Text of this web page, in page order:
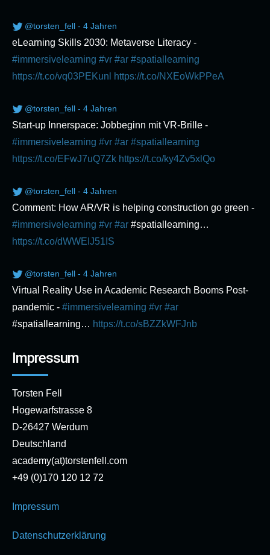
@torsten_fell - 4 Jahren
eLearning Skills 2030: Metaverse Literacy -
#immersivelearning #vr #ar #spatiallearning
https://t.co/vq03PEKunl
https://t.co/NXEoWkPPeA
@torsten_fell - 4 Jahren
Start-up Innerspace: Jobbeginn mit VR-Brille -
#immersivelearning #vr #ar #spatiallearning
https://t.co/EFwJ7uQ7Zk https://t.co/ky4Zv5xlQo
@torsten_fell - 4 Jahren
Comment: How AR/VR is helping construction go green -
#immersivelearning #vr #ar #spatiallearning…
https://t.co/dWWEIJ51IS
@torsten_fell - 4 Jahren
Virtual Reality Use in Academic Research Booms Post-
pandemic - #immersivelearning #vr #ar
#spatiallearning… https://t.co/sBZZkWFJnb
Impressum
Torsten Fell
Hogewarfstrasse 8
D-26427 Werdum
Deutschland
academy(at)torstenfell.com
+49 (0)170 120 12 72
Impressum
Datenschutzerklärung